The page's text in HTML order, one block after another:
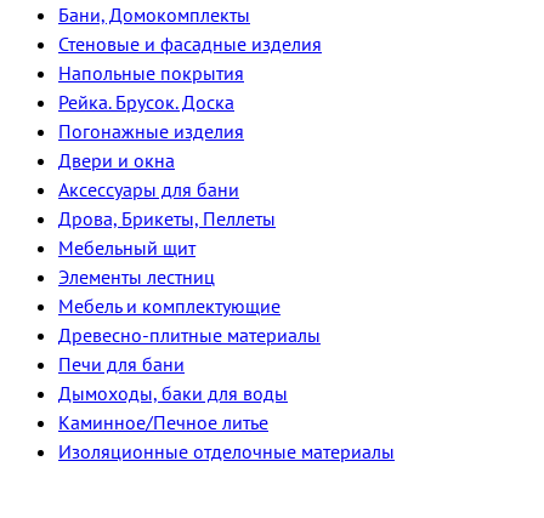
Бани, Домокомплекты
Стеновые и фасадные изделия
Напольные покрытия
Рейка. Брусок. Доска
Погонажные изделия
Двери и окна
Аксессуары для бани
Дрова, Брикеты, Пеллеты
Мебельный щит
Элементы лестниц
Мебель и комплектующие
Древесно-плитные материалы
Печи для бани
Дымоходы, баки для воды
Каминное/Печное литье
Изоляционные отделочные материалы